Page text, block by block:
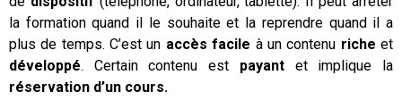
la formation quand il le souhaite et la reprendre quand il a
plus de temps. C’est un accès facile à un contenu riche et
développé. Certain contenu est payantet implique la
réservation d’un cours.